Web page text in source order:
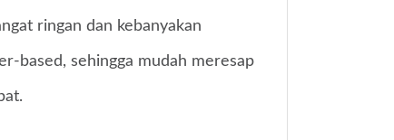
ringan dan kebanyakan
based, sehingga mudah meresap